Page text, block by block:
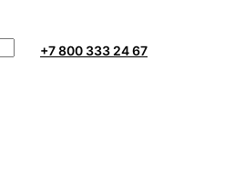
+7 800 333 24 67